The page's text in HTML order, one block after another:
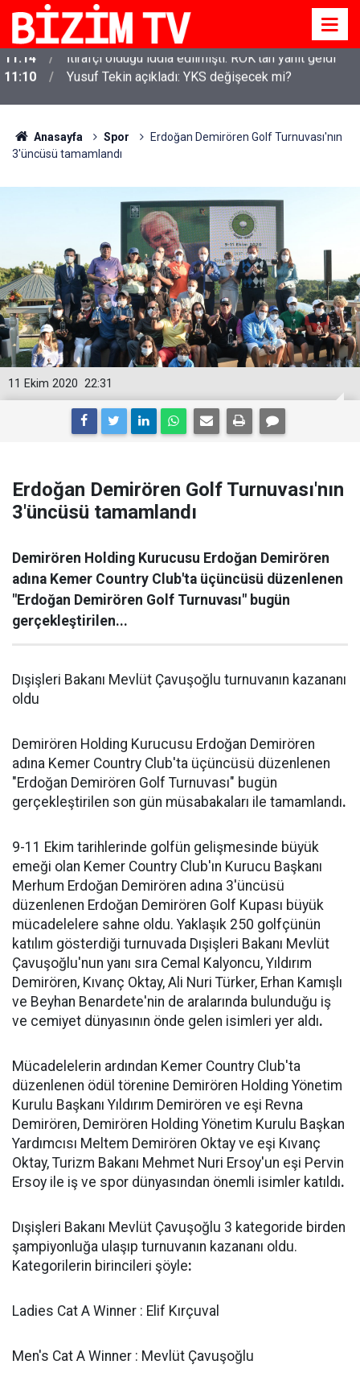
11:10 Yusuf Tekin açıkladı: YKS değişecek mi?
Anasayfa Spor
Erdoğan Demirören Golf Turnuvası'nın
3'üncüsü tamamlandı
22:31
11 Ekim 2020
Erdoğan Demirören Golf Turnuvası'nın
3'üncüsü tamamlandı
Demirören Holding Kurucusu Erdoğan Demirören
adına Kemer Country Club'ta üçüncüsü düzenlenen
"Erdoğan Demirören Golf Turnuvası" bugün
gerçekleştirilen...
Dışişleri Bakanı Mevlüt Çavuşoğlu turnuvanın kazananı
oldu
Demirören Holding Kurucusu Erdoğan Demirören
adına Kemer Country Club'ta üçüncüsü düzenlenen
"Erdoğan Demirören Golf Turnuvası" bugün
gerçekleştirilen son gün müsabakaları ile tamamlandı.
9-11 Ekim tarihlerinde golfün gelişmesinde büyük
emeği olan Kemer Country Club'ın Kurucu Başkanı
Merhum Erdoğan Demirören adına 3'üncüsü
düzenlenen Erdoğan Demirören Golf Kupası büyük
mücadelelere sahne oldu. Yaklaşık 250 golfçünün
katılım gösterdiği turnuvada Dışişleri Bakanı Mevlüt
Çavuşoğlu'nun yanı sıra Cemal Kalyoncu, Yıldırım
Demirören, Kıvanç Oktay, Ali Nuri Türker, Erhan Kamışlı
ve Beyhan Benardete'nin de aralarında bulunduğu iş
ve cemiyet dünyasının önde gelen isimleri yer aldı.
Mücadelelerin ardından Kemer Country Club'ta
düzenlenen ödül törenine Demirören Holding Yönetim
Kurulu Başkanı Yıldırım Demirören ve eşi Revna
Demirören, Demirören Holding Yönetim Kurulu Başkan
Yardımcısı Meltem Demirören Oktay ve eşi Kıvanç
Oktay, Turizm Bakanı Mehmet Nuri Ersoy'un eşi Pervin
Ersoy ile iş ve spor dünyasından önemli isimler katıldı.
Dışişleri Bakanı Mevlüt Çavuşoğlu 3 kategoride birden
şampiyonluğa ulaşıp turnuvanın kazananı oldu.
Kategorilerin birincileri şöyle:
Ladies Cat A Winner : Elif Kırçuval
Men's Cat A Winner : Mevlüt Çavuşoğlu